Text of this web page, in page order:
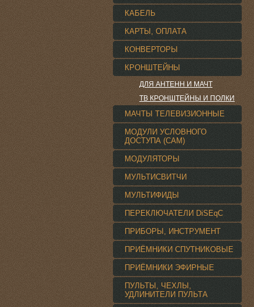
КАБЕЛЬ
КАРТЫ, ОПЛАТА
КОНВЕРТОРЫ
КРОНШТЕЙНЫ
ДЛЯ АНТЕНН И МАЧТ
ТВ КРОНШТЕЙНЫ И ПОЛКИ
МАЧТЫ ТЕЛЕВИЗИОННЫЕ
МОДУЛИ УСЛОВНОГО
ДОСТУПА (CAM)
МОДУЛЯТОРЫ
МУЛЬТИСВИТЧИ
МУЛЬТИФИДЫ
ПЕРЕКЛЮЧАТЕЛИ DiSEqC
ПРИБОРЫ, ИНСТРУМЕНТ
ПРИЁМНИКИ СПУТНИКОВЫЕ
ПРИЁМНИКИ ЭФИРНЫЕ
ПУЛЬТЫ, ЧЕХЛЫ,
УДЛИНИТЕЛИ ПУЛЬТА